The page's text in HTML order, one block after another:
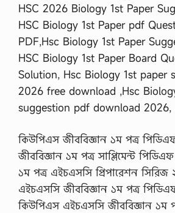
HSC 2026 Biology 1st Paper
HSC Biology 1st Paper pdf
PDF,Hsc Biology 1st Paper
HSC Biology 1st Paper Board
Solution, Hsc Biology 1st paper
2026 free download ,Hsc
suggestion pdf download 2026,
কিউপিএস জীববিজ্ঞান ১ম পত্র
জীববিজ্ঞান ১ম পত্র সাপ্লিমেন্ট
১ম পত্র এইচএসসি প্রিপারেশন সিরিজ
এইচএসসি জীববিজ্ঞান ১ম পত্র পিডিএফ
কিউপিএস এইচএসসি জীববিজ্ঞান ১ম